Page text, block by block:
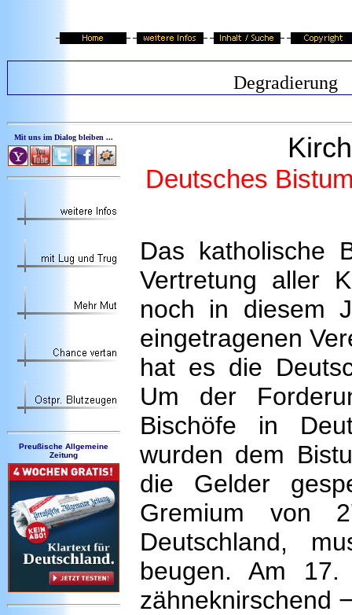
Degradierung
Mit uns im Dialog bleiben ...
Preußische Allgemeine
Zeitung
Deutsches
Das katholische
Vertretung aller
noch in diesem
eingetragenen
hat es die
Um der
Bischöfe in
wurden dem
die Gelder
Gremium von
Deutschland,
beugen. Am
zähneknirschend